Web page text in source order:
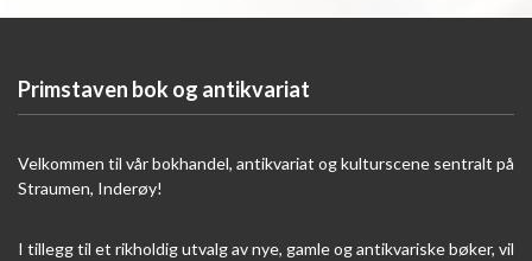
Primstaven bok og antikvariat
Velkommen til vår bokhandel, antikvariat og kulturscene sentralt på
Straumen, Inderøy!
I tillegg til et rikholdig utvalg av nye, gamle og antikvariske bøker, vil